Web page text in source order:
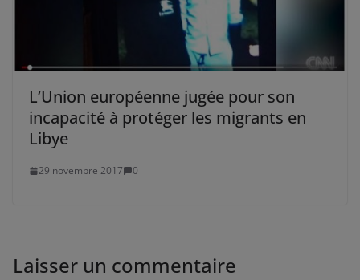
L’Union européenne jugée pour son
incapacité à protéger les migrants en
Libye
29 novembre 2017 0
Laisser un commentaire